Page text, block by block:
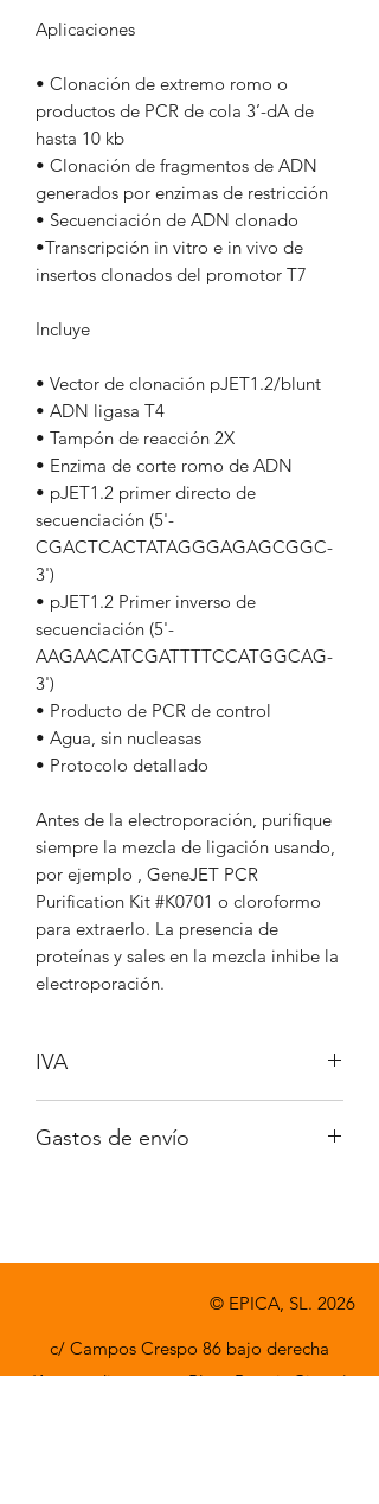
Aplicaciones
• Clonación de extremo romo o
productos de PCR de cola 3’-dA de
hasta 10 kb
• Clonación de fragmentos de ADN
generados por enzimas de restricción
• Secuenciación de ADN clonado
•Transcripción in vitro e in vivo de
insertos clonados del promotor T7
Incluye
• Vector de clonación pJET1.2/blunt
• ADN ligasa T4
• Tampón de reacción 2X
• Enzima de corte romo de ADN
• pJET1.2 primer directo de
secuenciación (5'-
CGACTCACTATAGGGAGAGCGGC-
3')
• pJET1.2 Primer inverso de
secuenciación (5'-
AAGAACATCGATTTTCCATGGCAG-
3')
• Producto de PCR de control
• Agua, sin nucleasas
• Protocolo detallado
Antes de la electroporación, purifique
siempre la mezcla de ligación usando,
por ejemplo , GeneJET PCR
Purification Kit #K0701 o cloroformo
para extraerlo. La presencia de
proteínas y sales en la mezcla inhibe la
electroporación.
IVA
Gastos de envío
© EPICA, SL. 2026
c/ Campos Crespo 86 bajo derecha
(Acceso directo por Plaza Beatriz Civera)